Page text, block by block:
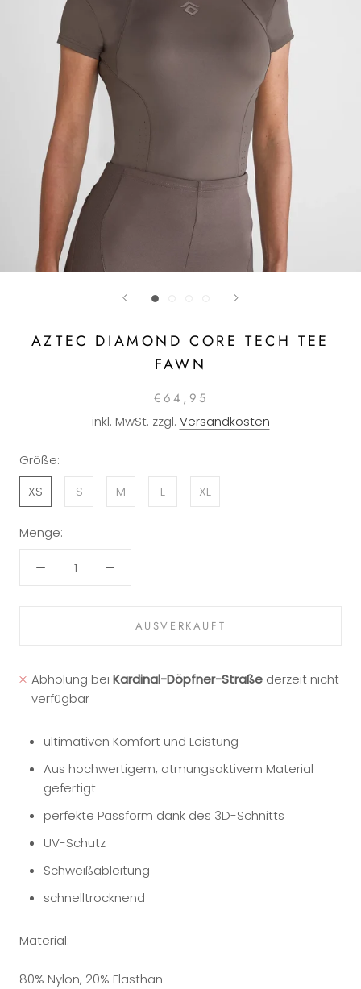
AZTEC DIAMOND CORE TECH TEE
FAWN
€64,95
inkl. MwSt. zzgl. Versandkosten
Größe:
XS
S M L XL
Menge:
AUSVERKAUFT
Abholung beiKardinal-Döpfner-Straße derzeit nicht
verfügbar
ultimativen Komfort und Leistung
Aus hochwertigem, atmungsaktivem Material
gefertigt
perfekte Passform dank des 3D-Schnitts
UV-Schutz
Schweißableitung
schnelltrocknend
Material:
80% Nylon, 20% Elasthan